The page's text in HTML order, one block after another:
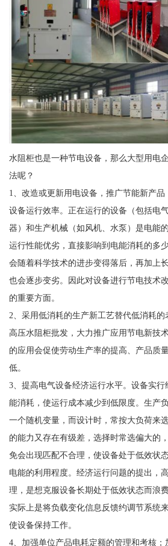
水阻柜也是一种节电设备，那么大型用电
法呢？
1、改造或更新用电设备，推广节能新产
设备运行效率。正在运行的设备（包括电
器）和生产机械（如风机、水泵）是电能
运行性能优劣，直接影响到电能消耗的多
会随着科学技术的进步变得落后，再加上
也会逐步变劣。因此对设备进行节电技术
的重要方面。
2、采用低消耗的生产新工艺替代低消耗的
高压水阻柜批发，大力推广应用节电新技
的应用会促使劳动生产率的提高、产品质
低。
3、提高电气设备经济运行水平。设备实
能消耗，使运行成本减少到低限度。生产
一个随机变量，而设计时，常按大负荷来
的能力又存在有级差，选择时常选偏大的
免会出现匹配不合理，使设备处于低效状
电能的利用程度。经济运行问题的提出，
理，是想克服设备长期处于低效状态而浪
实际上是将负载变化信息反馈约调节系统
使设备保持工作。
4、加强单位产品电耗定额的管理和考核